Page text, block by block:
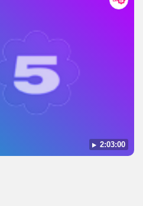
2:03:00